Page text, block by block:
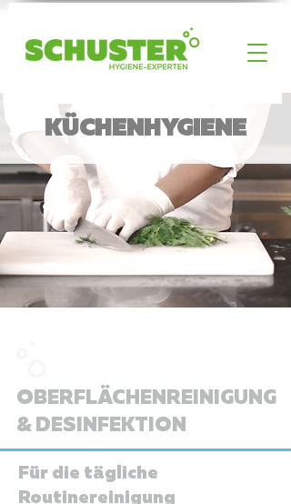
KÜCHENHYGIENE
OBERFLÄCHENREINIGUNG
& DESINFEKTION
Für die tägliche
Routinereinigung